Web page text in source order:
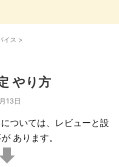
イス >
やり方
13日
ついては、レビューと設
あります。